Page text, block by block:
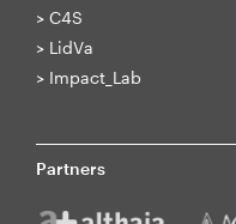
> C4S
> LidVa
> Impact_Lab
Partners